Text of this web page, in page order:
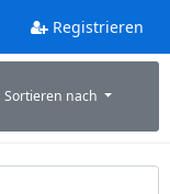
Registrieren
Sortieren nach